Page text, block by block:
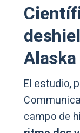
Alaska
El estudio,
campo de